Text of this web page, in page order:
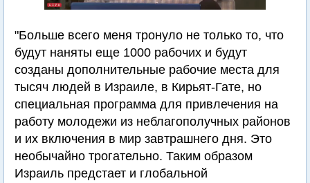
"Больше всего меня тронуло не только то, что
будут наняты еще 1000 рабочих и будут
созданы дополнительные рабочие места для
тысяч людей в Израиле, в Кирьят-Гате, но
специальная программа для привлечения на
работу молодежи из неблагополучных районов
и их включения в мир завтрашнего дня. Это
необычайно трогательно. Таким образом
Израиль предстает и глобальной